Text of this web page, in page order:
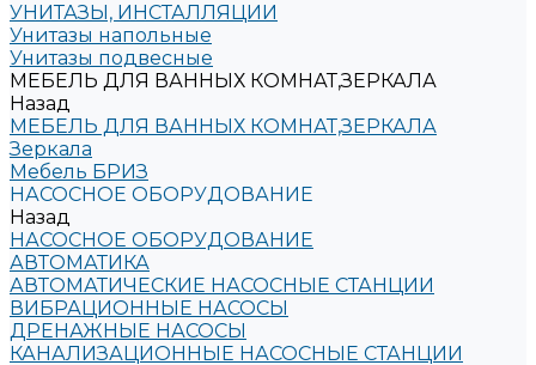
УНИТАЗЫ, ИНСТАЛЛЯЦИИ
Унитазы напольные
Унитазы подвесные
МЕБЕЛЬ ДЛЯ ВАННЫХ КОМНАТ,ЗЕРКАЛА
Назад
МЕБЕЛЬ ДЛЯ ВАННЫХ КОМНАТ,ЗЕРКАЛА
Зеркала
Мебель БРИЗ
НАСОСНОЕ ОБОРУДОВАНИЕ
Назад
НАСОСНОЕ ОБОРУДОВАНИЕ
АВТОМАТИКА
АВТОМАТИЧЕСКИЕ НАСОСНЫЕ СТАНЦИИ
ВИБРАЦИОННЫЕ НАСОСЫ
ДРЕНАЖНЫЕ НАСОСЫ
КАНАЛИЗАЦИОННЫЕ НАСОСНЫЕ СТАНЦИИ